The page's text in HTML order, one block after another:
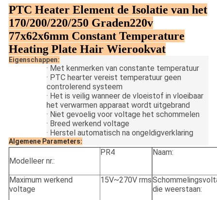
PTC Heater Element de Isolatie van het
170/200/220/250 Graden220v
77x62x6mm Constant Temperature
Heating Plate Hair Wierookvat
Eigenschappen:
· Met kenmerken van constante temperatuur
· PTC hearter vereist temperatuur geen
controlerend systeem
· Het is veilig wanneer de vloeistof in vloeibaar
het verwarmen apparaat wordt uitgebrand
· Niet gevoelig voor voltage het schommelen
· Breed werkend voltage
· Herstel automatisch na ongeldigverklaring
Algemene Parameters:
Modelleer nr.:
PR4 Naam:
Maximum werkend
voltage
15V~270V rms
die weerstaan: